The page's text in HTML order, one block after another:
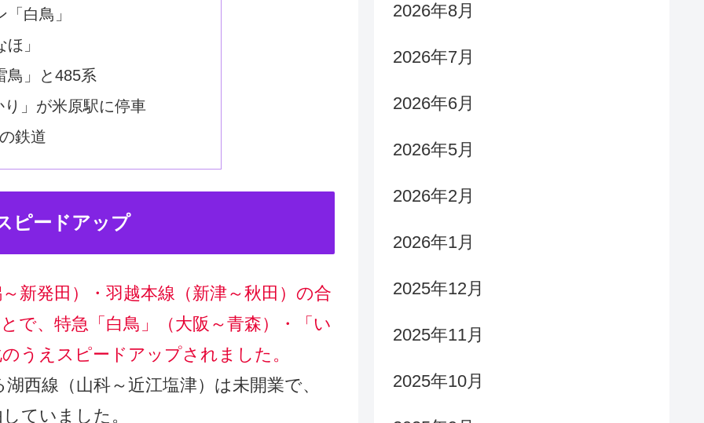
白鳥」
」
鳥」と485系
」が米原駅に停車
鉄道
ピードアップ
新発田）・羽越本線（新津～秋田）の合
で、特急「白鳥」（大阪～青森）・「い
うえスピードアップされました。
西線（山科～近江塩津）は未開業で、
ていました。
2026年8月
2026年7月
2026年6月
2026年5月
2026年2月
2026年1月
2025年12月
2025年11月
2025年10月